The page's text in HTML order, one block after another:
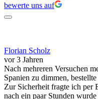
bewerte uns auf
Florian Scholz
vor 3 Jahren
Nach mehreren Versuchen
Spanien zu dimmen,
Zur Sicherheit fragte ich per
nach ein paar Stunden